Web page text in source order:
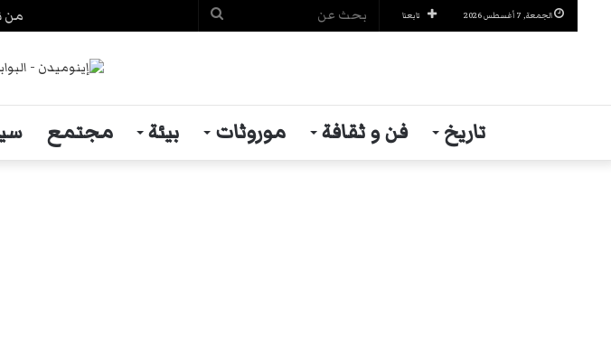
الجمعة, 7 أغسطس 2026
بحث
تابعنا من
تاريخ فن و ثقافة موروثات بيئة مجتمع